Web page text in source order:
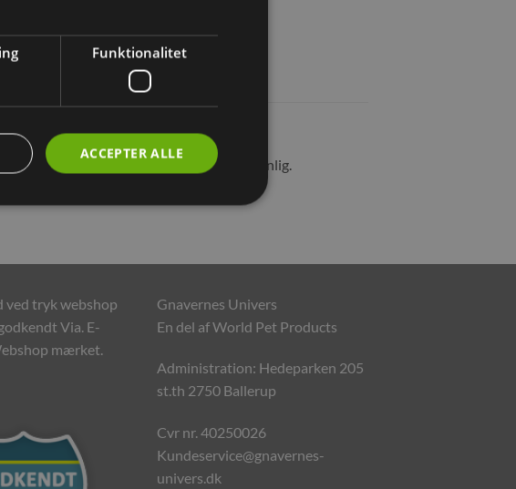
og er stærkt lugtabsorberende & allergivenlig.
ved tryk webshop
Via. E-
mærket.
Gnavernes Univers
En del af World Pet Products
Administration: Hedeparken 205
st.th 2750 Ballerup
Cvr nr. 40250026
Kundeservice@gnavernes-
univers.dk
Funktionalitet
ACCEPTER ALLE